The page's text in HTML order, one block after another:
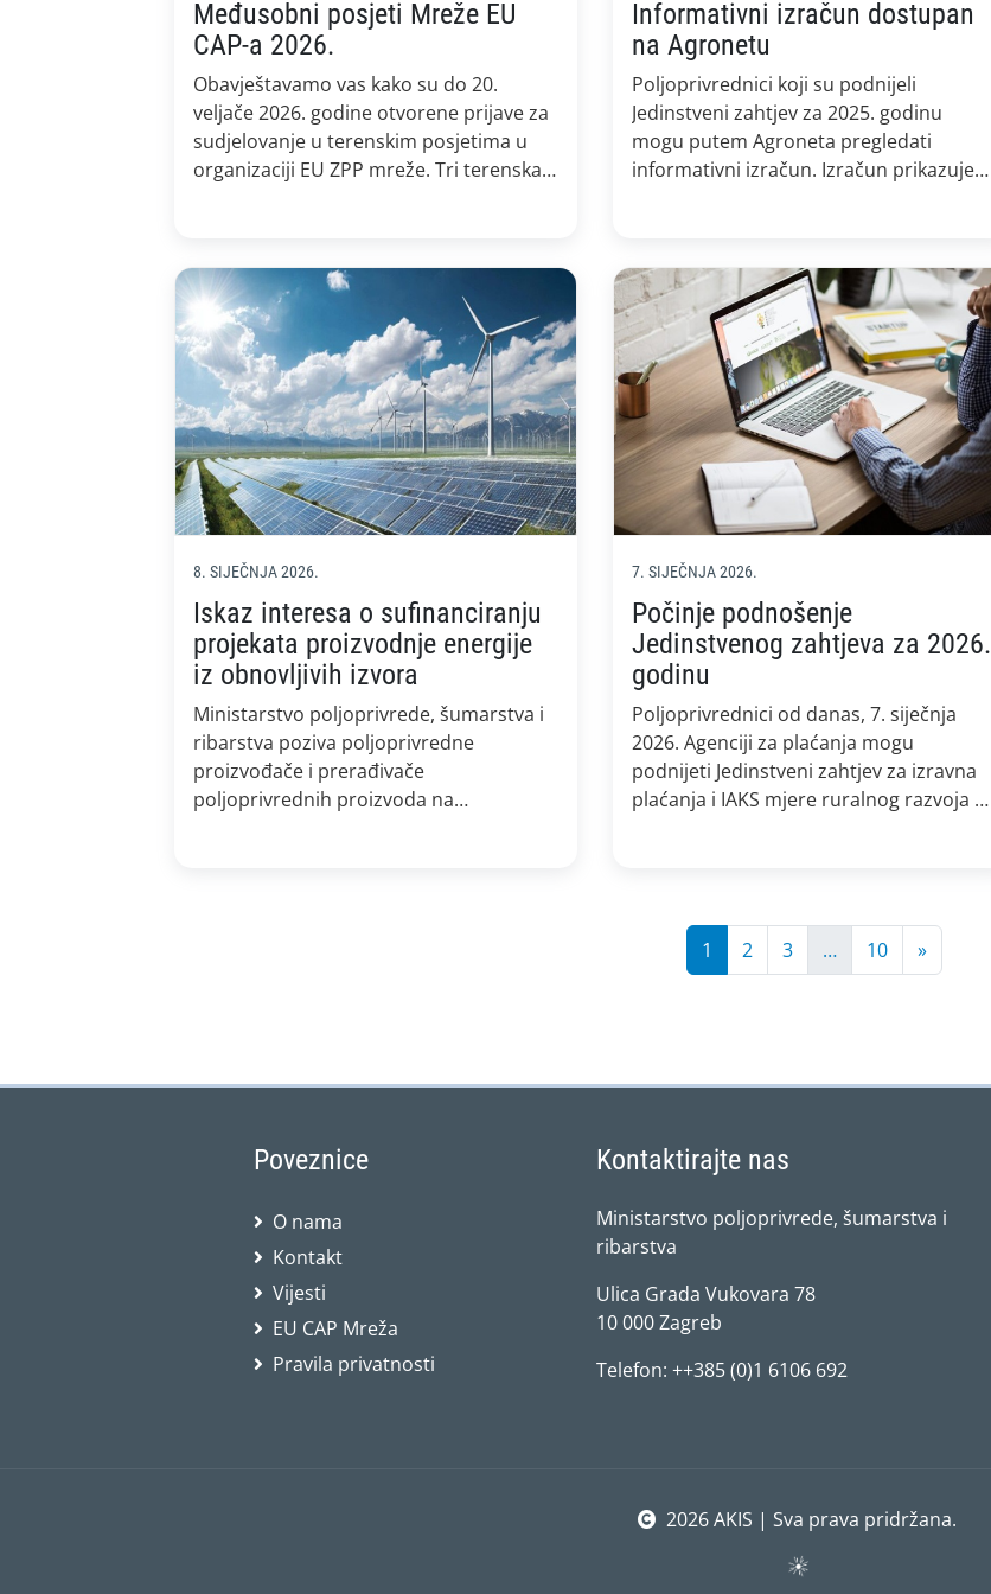
Međusobni posjeti Mreže EU
CAP-a 2026.
Obavještavamo vas kako su do 20.
veljače 2026. godine otvorene prijave za
sudjelovanje u terenskim posjetima u
organizaciji EU ZPP mreže. Tri terenska
izvori • robotika i umjetna inteligencija •
proizvodnja proteinskih usjeva u
uvjetima klimatskih […]
Informativni izračun dostupan
na Agronetu
Poljoprivrednici koji su podnijeli
Jedinstveni zahtjev za 2025. godinu
mogu putem Agroneta pregledati
informativni izračun. Izračun prikazuje
provjeriti informativni izračun na
Agronetu dostupne su na slici ispod te
na linku: Kako provjeriti informativni
izračun na Agronetu
8. SIJEČNJA 2026.
Iskaz interesa o sufinanciranju
projekata proizvodnje energije
iz obnovljivih izvora
Ministarstvo poljoprivrede, šumarstva i
ribarstva poziva poljoprivredne
proizvođače i prerađivače
poljoprivrednih proizvoda na
projekata izgradnje postrojenja za
7. SIJEČNJA 2026.
Počinje podnošenje
Jedinstvenog zahtjeva za 2026.
godinu
Poljoprivrednici od danas, 7. siječnja
2026. Agenciji za plaćanja mogu
podnijeti Jedinstveni zahtjev za izravna
plaćanja i IAKS mjere ruralnog razvoja za
poslati poštom ili ga osobno donijeti u
podružnicu Agencije u svojoj županiji ili
1 2 3 … 10 »
Poveznice
O nama
Kontakt
Vijesti
EU CAP Mreža
Pravila privatnosti
Kontaktirajte nas
Ministarstvo poljoprivrede, šumarstva i
ribarstva
Ulica Grada Vukovara 78
10 000 Zagreb
Telefon: ++385 (0)1 6106 692
2026 AKIS | Sva prava pridržana.